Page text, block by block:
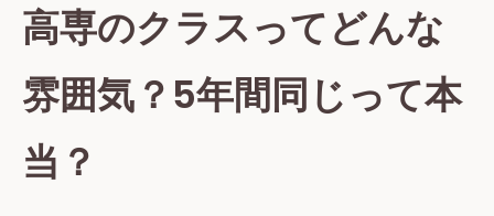
高専のクラスってどんな
雰囲気？5年間同じって本
当？